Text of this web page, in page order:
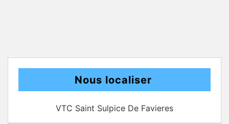
Nous localiser
VTC Saint Sulpice De Favieres